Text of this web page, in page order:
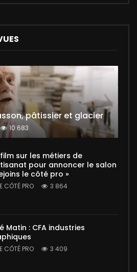
pâtissier et glacier
10 683
sur les métiers de
pour annoncer le salon
le côté pro »
CÔTÉ PRO 3 864
Matin : CFA industries
CÔTÉ PRO 3 409